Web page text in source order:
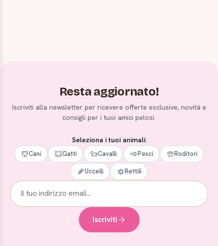
Resta aggiornato!
Iscriviti alla newsletter per ricevere offerte esclusive, novità e
consigli per i tuoi amici pelosi.
Seleziona i tuoi animali:
Cani Gatti Cavalli Pesci Roditori
Uccelli Rettili
Iscriviti